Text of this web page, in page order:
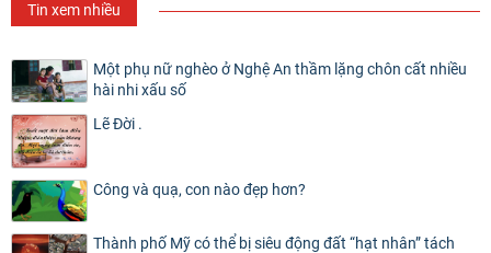
Tin xem nhiều
Một phụ nữ nghèo ở Nghệ An thầm lặng chôn cất nhiều
hài nhi xấu số
Lẽ Đời .
Công và quạ, con nào đẹp hơn?
Thành phố Mỹ có thể bị siêu động đất “hạt nhân” tách